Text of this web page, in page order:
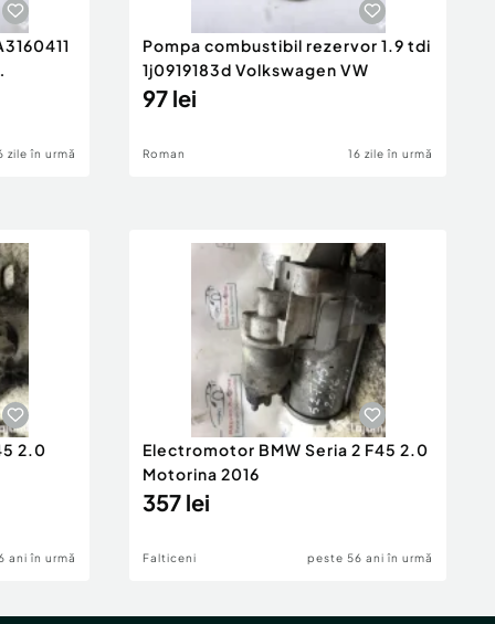
zile în urmă
Pompa combustibil rezervor 1.9 tdi
1j0919183d Volkswagen VW
97 lei
Roman 16 zile în urmă
2.0
ani în urmă
Electromotor BMW Seria 2 F45 2.0
Motorina 2016
357 lei
Falticeni peste 56 ani în urmă